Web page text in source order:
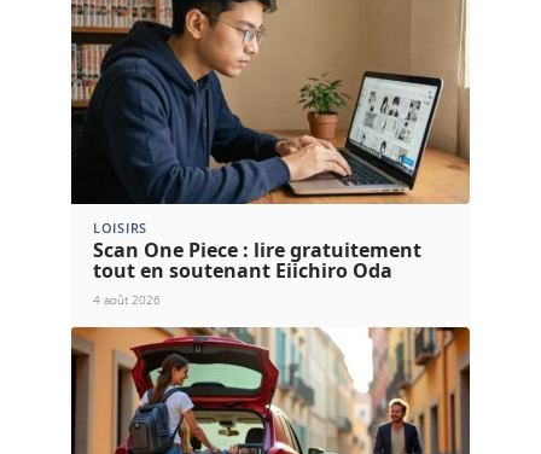
LOISIRS
Scan One Piece : lire gratuitement
tout en soutenant Eiichiro Oda
4 août 2026